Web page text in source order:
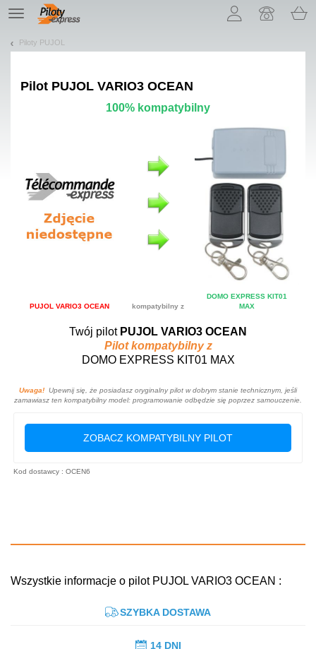
TE
navigation
Piloty PUJOL
Pilot PUJOL VARIO3 OCEAN
100% kompatybilny
PUJOL VARIO3 OCEAN kompatybilny z
DOMO EXPRESS KIT01
MAX
Twój pilot PUJOL VARIO3 OCEAN
Pilot kompatybilny z
DOMO EXPRESS KIT01 MAX
Uwaga! Upewnij się, że posiadasz oryginalny pilot w dobrym stanie technicznym, jeśli
zamawiasz ten kompatybilny model: programowanie odbędzie się poprzez samouczenie.
ZOBACZ KOMPATYBILNY PILOT
Kod dostawcy : OCEN6
Wszystkie informacje o pilot PUJOL VARIO3 OCEAN :
SZYBKA DOSTAWA
14 DNI
Pozwól, że przedstawimy nasze ciasteczka!